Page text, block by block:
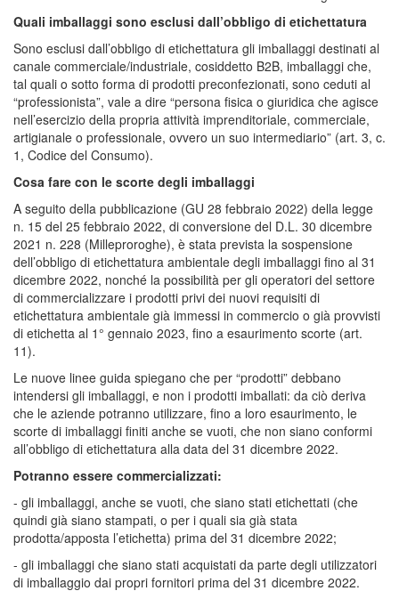
Quali imballaggi sono esclusi dall’obbligo di etichettatura
Sono esclusi dall’obbligo di etichettatura gli imballaggi destinati al
canale commerciale/industriale, cosiddetto B2B, imballaggi che,
tal quali o sotto forma di prodotti preconfezionati, sono ceduti al
“professionista”, vale a dire “persona fisica o giuridica che agisce
nell’esercizio della propria attività imprenditoriale, commerciale,
artigianale o professionale, ovvero un suo intermediario” (art. 3, c.
1, Codice del Consumo).
Cosa fare con le scorte degli imballaggi
A seguito della pubblicazione (GU 28 febbraio 2022) della legge
n. 15 del 25 febbraio 2022, di conversione del D.L. 30 dicembre
2021 n. 228 (Milleproroghe), è stata prevista la sospensione
dell’obbligo di etichettatura ambientale degli imballaggi fino al 31
dicembre 2022, nonché la possibilità per gli operatori del settore
di commercializzare i prodotti privi dei nuovi requisiti di
etichettatura ambientale già immessi in commercio o già provvisti
di etichetta al 1° gennaio 2023, fino a esaurimento scorte (art.
11).
Le nuove linee guida spiegano che per “prodotti” debbano
intendersi gli imballaggi, e non i prodotti imballati: da ciò deriva
che le aziende potranno utilizzare, fino a loro esaurimento, le
scorte di imballaggi finiti anche se vuoti, che non siano conformi
all’obbligo di etichettatura alla data del 31 dicembre 2022.
Potranno essere commercializzati:
- gli imballaggi, anche se vuoti, che siano stati etichettati (che
quindi già siano stampati, o per i quali sia già stata
prodotta/apposta l’etichetta) prima del 31 dicembre 2022;
- gli imballaggi che siano stati acquistati da parte degli utilizzatori
di imballaggio dai propri fornitori prima del 31 dicembre 2022.